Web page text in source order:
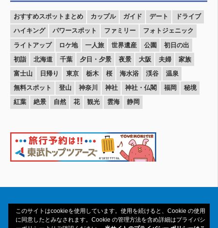
おすすめスポットまとめ カップル ガイド デート
ドライブ
ハイキング
パワースポット ファミリー
フォトジェニック
ライトアップ
ロケ地 一人旅 世界遺産 公園
初日の出
初詣
北海道 千葉 夕日・夕景 夜景 大阪 夫婦
家族
富士山
日帰り 東京 栃木 桜 海水浴 渓谷
温泉
無料スポット
登山 神奈川 神社 神社・仏閣 福岡
秘境
紅葉
絶景 自然 花 観光 雲海 静岡
このサイトはcookieを使用しています。使用を続けると、Cookie の使用
に同意したとみなされます。Cookie の管理方法を含め詳細はプライバシ